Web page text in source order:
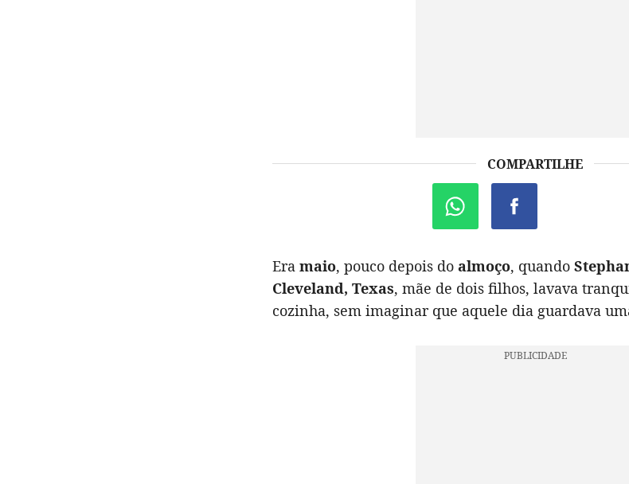
COMPARTILHE
Era maio, pouco depois do almoço, quando
Cleveland, Texas, mãe de dois filhos, lavava
cozinha, sem imaginar que aquele dia guardava